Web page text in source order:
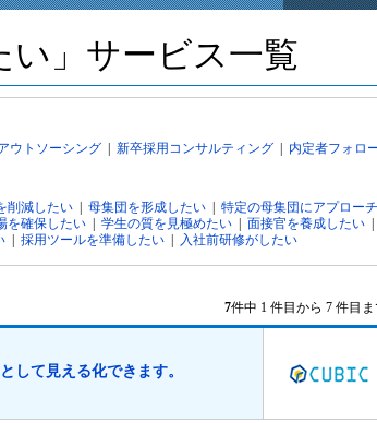
い」サービス一覧
ウトソーシング 新卒採用コンサルティング 内定者フォロ
削減したい 母集団を形成したい 特定の母集団にアプロー
を確保したい 学生の質を見極めたい 面接官を養成したい
採用ツールを準備したい 入社前研修がしたい
7件中 1 件目から 7 件目
して見える化できます。